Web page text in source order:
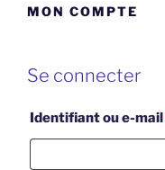
MON COMPTE
Se connecter
Identifiant ou e-mail